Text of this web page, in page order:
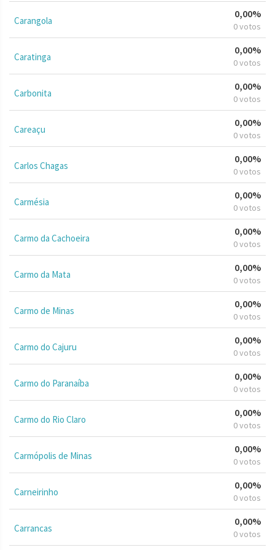
Carangola
0,00%
0 votos
Caratinga
0,00%
0 votos
Carbonita
0,00%
0 votos
Careaçu
0,00%
0 votos
Carlos Chagas
0,00%
0 votos
Carmésia
0,00%
0 votos
Carmo da Cachoeira
0,00%
0 votos
Carmo da Mata
0,00%
0 votos
Carmo de Minas
0,00%
0 votos
Carmo do Cajuru
0,00%
0 votos
Carmo do Paranaíba
0,00%
0 votos
Carmo do Rio Claro
0,00%
0 votos
Carmópolis de Minas
0,00%
0 votos
Carneirinho
0,00%
0 votos
Carrancas
0,00%
0 votos